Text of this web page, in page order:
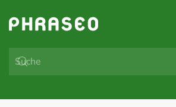
Zum Hauptinhalt springen